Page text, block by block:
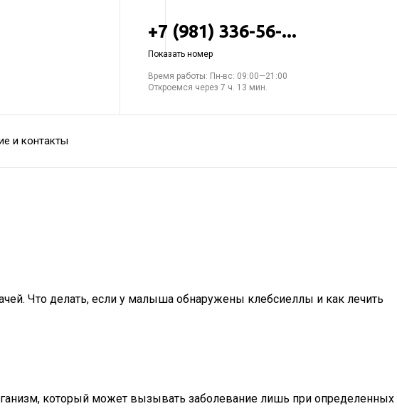
+7 (981) 336-56-...
Показать номер
Время работы: Пн-вс: 09:00—21:00
Откроемся через 7 ч. 13 мин.
и контакты
Что делать, если у малыша обнаружены клебсиеллы и как лечить
который может вызывать заболевание лишь при определенных